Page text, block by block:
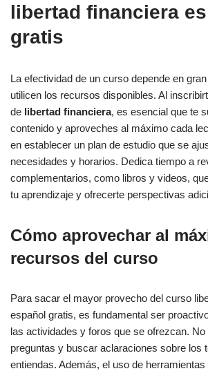
libertad financiera
gratis
La efectividad de un curso depende en
utilicen los recursos disponibles. Al
de libertad financiera, es esencial que te
contenido y aproveches al máximo cada
en establecer un plan de estudio que se
necesidades y horarios. Dedica tiempo a
complementarios, como libros y videos,
tu aprendizaje y ofrecerte perspectivas
Cómo aprovechar al
recursos del curso
Para sacar el mayor provecho del curso
español gratis, es fundamental ser
las actividades y foros que se ofrezcan.
preguntas y buscar aclaraciones sobre los
entiendas. Además, el uso de